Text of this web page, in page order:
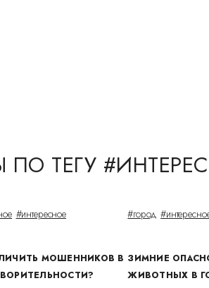
ТЕГУ
#интересное
МОШЕННИКОВ В
#город
ЗИМНИЕ
ЖИВОТНЫХ В